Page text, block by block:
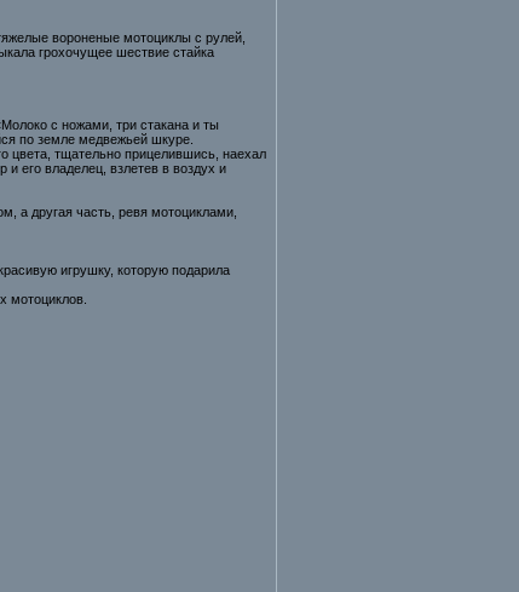
вороненые мотоциклы с рулей,
грохочущее шествие стайка
с ножами, три стакана и ты
по земле медвежьей шкуре.
цвета, тщательно прицелившись, наехал
его владелец, взлетев в воздух и
а другая часть, ревя мотоциклами,
игрушку, которую подарила
мотоциклов.